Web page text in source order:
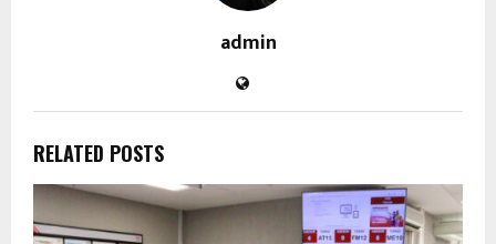
admin
RELATED POSTS